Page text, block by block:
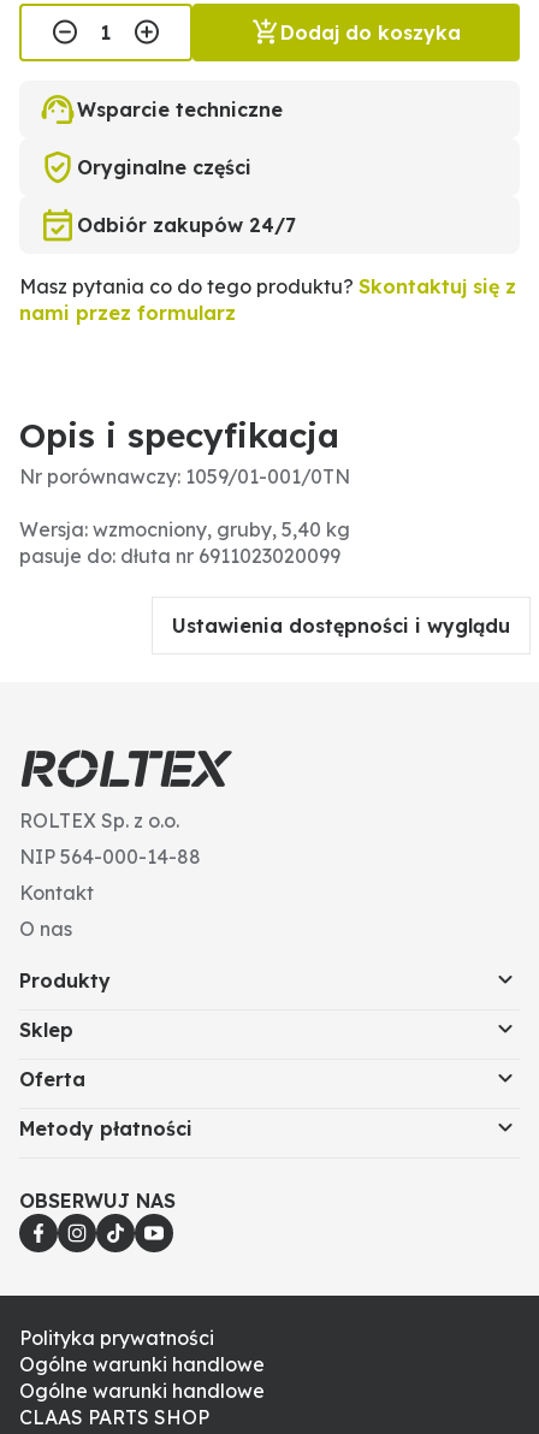
Dodaj do koszyka
Wsparcie techniczne
Oryginalne części
Odbiór zakupów 24/7
Masz pytania co do tego produktu? Skontaktuj się z
nami przez formularz
Opis i specyfikacja
Nr porównawczy: 1059/01-001/0TN
Wersja: wzmocniony, gruby, 5,40 kg
pasuje do: dłuta nr 6911023020099
Ustawienia dostępności i wyglądu
ROLTEX Sp. z o.o.
NIP 564-000-14-88
Kontakt
O nas
Produkty
Sklep
Oferta
Metody płatności
OBSERWUJ NAS
Polityka prywatności
Ogólne warunki handlowe
Ogólne warunki handlowe
CLAAS PARTS SHOP